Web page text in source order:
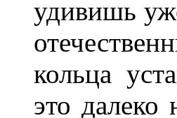
удивишь
кольца
это далеко